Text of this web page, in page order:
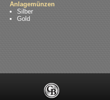
Anlagemünzen
Silber
Gold